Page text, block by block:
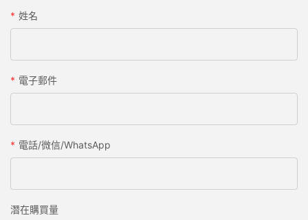
姓名
電子郵件
電話/微信/WhatsApp
潛在購買量